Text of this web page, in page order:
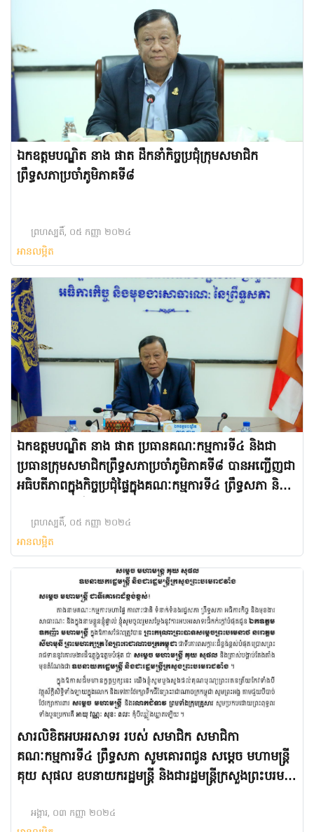
ឯកឧត្តមបណ្ឌិត នាង ផាត ដឹកនាំកិច្ចប្រជុំក្រុមសមាជិក
ព្រឹទ្ធសភាប្រចាំភូមិភាគទី៨
ព្រហស្បតិ៍, ០៥ កញ្ញា ២០២៤
អានលម្អិត
ឯកឧត្ដមបណ្ឌិត នាង ផាត ប្រធានគណៈកម្មការទី៤ និងជា
ប្រធានក្រុមសមាជិកព្រឹទ្ធសភាប្រចាំភូមិភាគទី៨ បានអញ្ជើញជា
អធិបតីភាពក្នុងកិច្ចប្រជុំផ្ទៃក្នុងគណៈកម្មការទី៤ ព្រឹទ្ធសភា និង
កិច្ចប្រជុំគណៈកម្មាធិការអចិន្រ្ដៃយព្រឹទ្ធសភា
ព្រហស្បតិ៍, ០៥ កញ្ញា ២០២៤
អានលម្អិត
សារលិខិតអបអរសាទរ របស់ សមាជិក សមាជិកា
គណៈកម្មការទី៤ ព្រឹទ្ធសភា សូមគោរពជូន សម្តេច មហាមន្ត្រី
គុយ សុផល ឧបនាយករដ្ឋមន្ត្រី និងជារដ្ឋមន្ត្រីក្រសួងព្រះបរម
អង្គារ, ០៣ កញ្ញា ២០២៤